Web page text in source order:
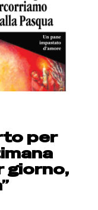
per
giorno,